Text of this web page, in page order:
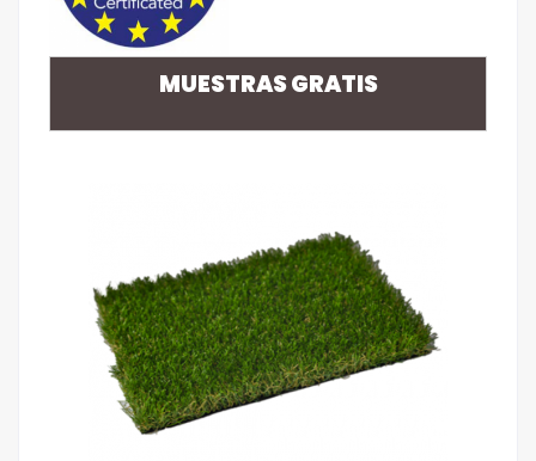
MUESTRAS GRATIS